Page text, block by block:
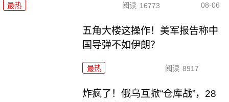
最热 阅读 16773 08-06
五角大楼这操作！美军报告称中
国导弹不如伊朗？
最热 阅读 8917
炸疯了！俄乌互掀“仓库战”，28